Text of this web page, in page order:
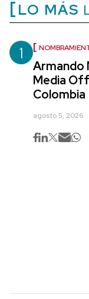
LO MÁS
1
Armando
Media
Colombia
agosto 5, 2026